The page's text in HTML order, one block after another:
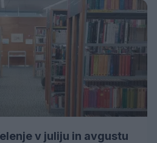
v juliju in avgustu